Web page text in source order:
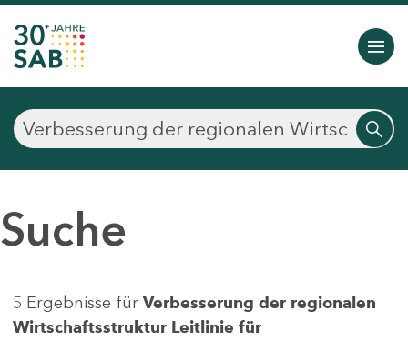
Suche
5 Ergebnisse für Verbesserung der regionalen
Wirtschaftsstruktur Leitlinie für